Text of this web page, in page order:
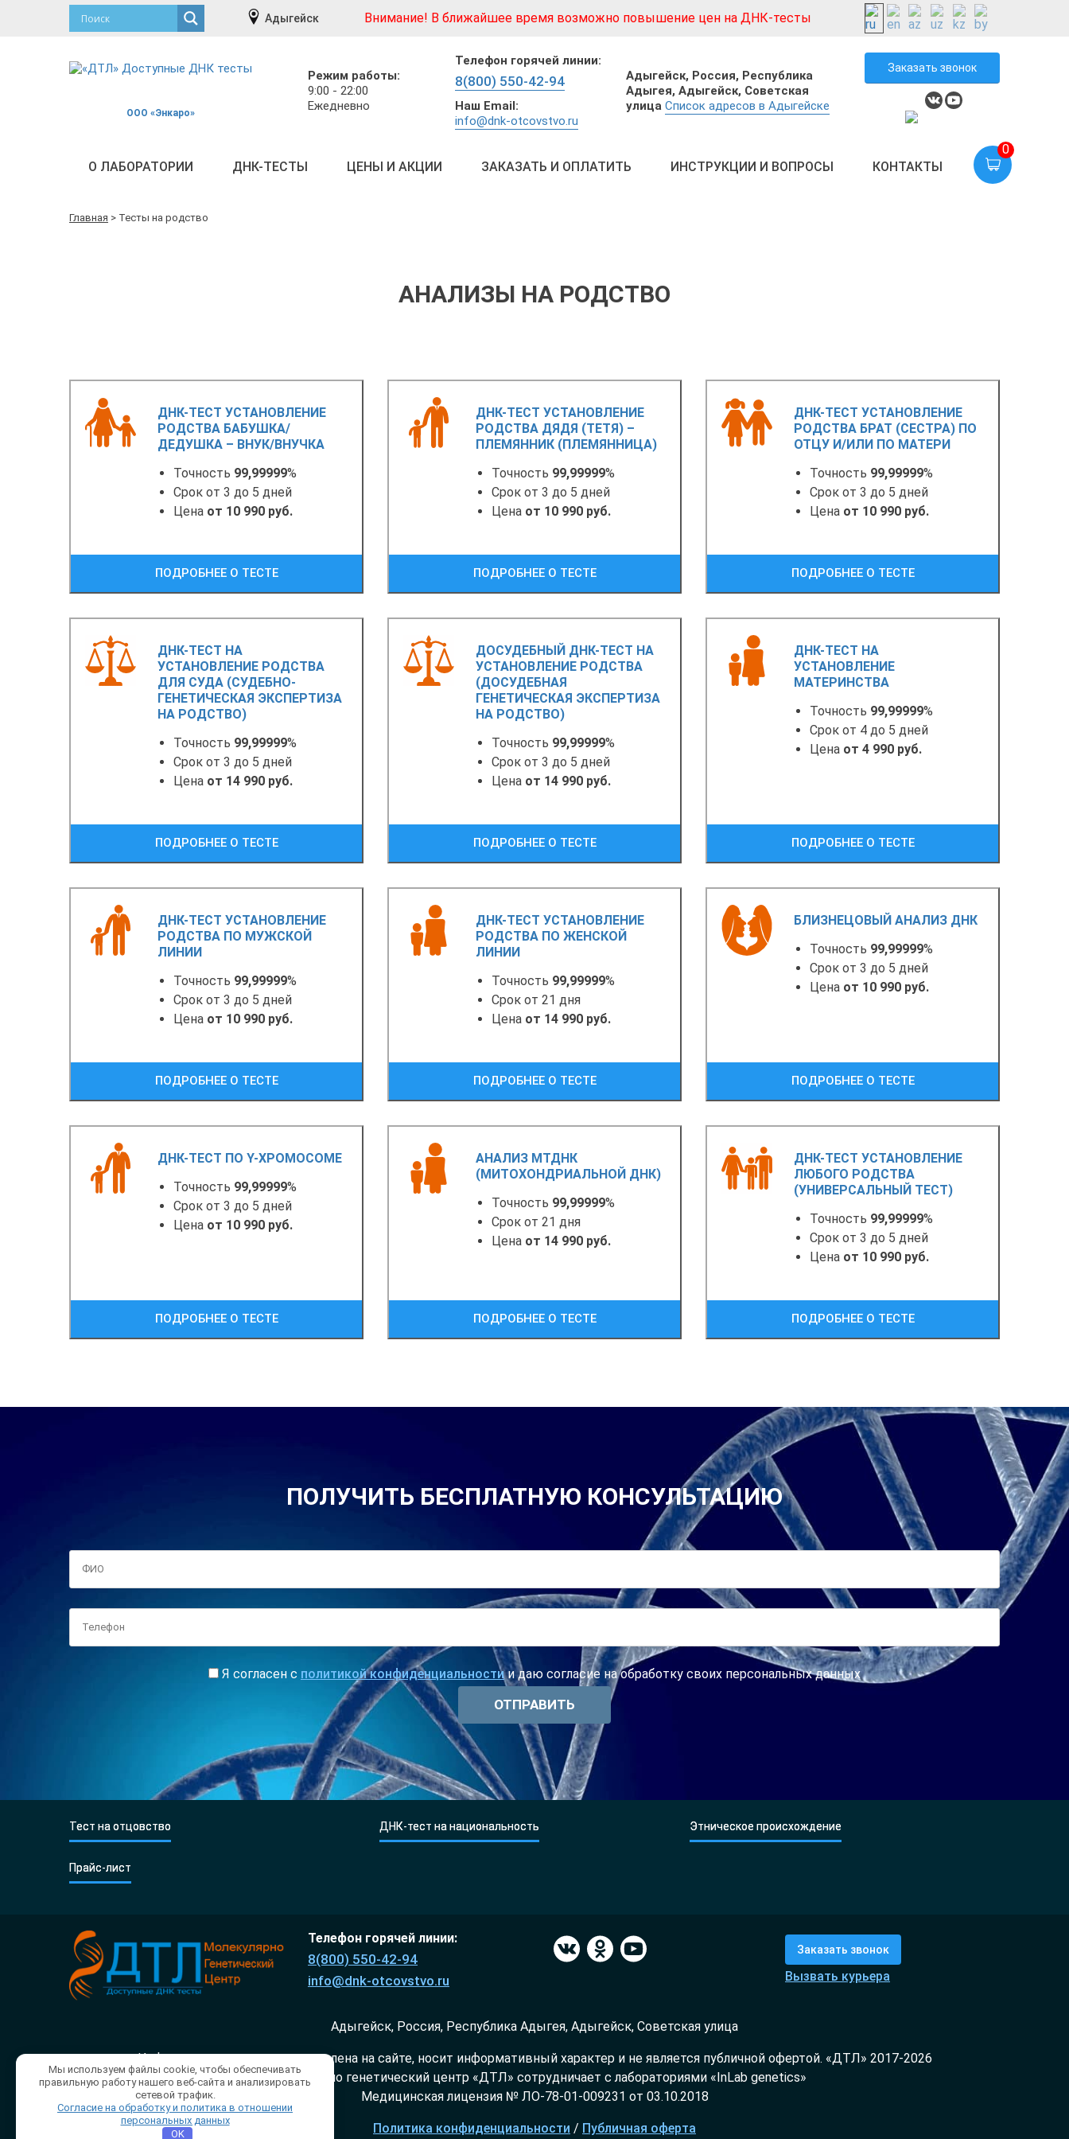
Адыгейск Внимание! В ближайшее время возможно повышение цен на ДНК-тесты
ООО «Энкаро»
Режим работы:
9:00 - 22:00
Ежедневно
Телефон горячей линии:
8(800) 550-42-94
Наш Email:
info@dnk-otcovstvo.ru
Адыгейск, Россия, Республика
Адыгея, Адыгейск, Советская
улица Список адресов в Адыгейске
Заказать звонок
О ЛАБОРАТОРИИ ДНК-ТЕСТЫ ЦЕНЫ И АКЦИИ ЗАКАЗАТЬ И ОПЛАТИТЬ ИНСТРУКЦИИ И ВОПРОСЫ КОНТАКТЫ
0
Главная > Тесты на родство
АНАЛИЗЫ НА РОДСТВО
ДНК-ТЕСТ УСТАНОВЛЕНИЕ
РОДСТВА БАБУШКА/
ДЕДУШКА – ВНУК/ВНУЧКА
Точность 99,99999%
Срок от 3 до 5 дней
Цена от 10 990 руб.
ПОДРОБНЕЕ О ТЕСТЕ
ДНК-ТЕСТ УСТАНОВЛЕНИЕ
РОДСТВА ДЯДЯ (ТЕТЯ) –
ПЛЕМЯННИК (ПЛЕМЯННИЦА)
Точность 99,99999%
Срок от 3 до 5 дней
Цена от 10 990 руб.
ПОДРОБНЕЕ О ТЕСТЕ
ДНК-ТЕСТ УСТАНОВЛЕНИЕ
РОДСТВА БРАТ (СЕСТРА) ПО
ОТЦУ И/ИЛИ ПО МАТЕРИ
Точность 99,99999%
Срок от 3 до 5 дней
Цена от 10 990 руб.
ПОДРОБНЕЕ О ТЕСТЕ
ДНК-ТЕСТ НА
УСТАНОВЛЕНИЕ РОДСТВА
ДЛЯ СУДА (СУДЕБНО-
ГЕНЕТИЧЕСКАЯ ЭКСПЕРТИЗА
НА РОДСТВО)
Точность 99,99999%
Срок от 3 до 5 дней
Цена от 14 990 руб.
ПОДРОБНЕЕ О ТЕСТЕ
ДОСУДЕБНЫЙ ДНК-ТЕСТ НА
УСТАНОВЛЕНИЕ РОДСТВА
(ДОСУДЕБНАЯ
ГЕНЕТИЧЕСКАЯ ЭКСПЕРТИЗА
НА РОДСТВО)
Точность 99,99999%
Срок от 3 до 5 дней
Цена от 14 990 руб.
ПОДРОБНЕЕ О ТЕСТЕ
ДНК-ТЕСТ НА
УСТАНОВЛЕНИЕ
МАТЕРИНСТВА
Точность 99,99999%
Срок от 4 до 5 дней
Цена от 4 990 руб.
ПОДРОБНЕЕ О ТЕСТЕ
ДНК-ТЕСТ УСТАНОВЛЕНИЕ
РОДСТВА ПО МУЖСКОЙ
ЛИНИИ
Точность 99,99999%
Срок от 3 до 5 дней
Цена от 10 990 руб.
ПОДРОБНЕЕ О ТЕСТЕ
ДНК-ТЕСТ УСТАНОВЛЕНИЕ
РОДСТВА ПО ЖЕНСКОЙ
ЛИНИИ
Точность 99,99999%
Срок от 21 дня
Цена от 14 990 руб.
ПОДРОБНЕЕ О ТЕСТЕ
БЛИЗНЕЦОВЫЙ АНАЛИЗ ДНК
Точность 99,99999%
Срок от 3 до 5 дней
Цена от 10 990 руб.
ПОДРОБНЕЕ О ТЕСТЕ
ДНК-ТЕСТ ПО Y-ХРОМОСОМЕ
Точность 99,99999%
Срок от 3 до 5 дней
Цена от 10 990 руб.
ПОДРОБНЕЕ О ТЕСТЕ
АНАЛИЗ МТДНК
(МИТОХОНДРИАЛЬНОЙ ДНК)
Точность 99,99999%
Срок от 21 дня
Цена от 14 990 руб.
ПОДРОБНЕЕ О ТЕСТЕ
ДНК-ТЕСТ УСТАНОВЛЕНИЕ
ЛЮБОГО РОДСТВА
(УНИВЕРСАЛЬНЫЙ ТЕСТ)
Точность 99,99999%
Срок от 3 до 5 дней
Цена от 10 990 руб.
ПОДРОБНЕЕ О ТЕСТЕ
ПОЛУЧИТЬ БЕСПЛАТНУЮ КОНСУЛЬТАЦИЮ
Я согласен с политикой конфиденциальностии даю согласие на обработку своих персональных данных
Тест на отцовство ДНК-тест на национальность Этническое происхождение
Прайс-лист
Телефон горячей линии:
8(800) 550-42-94
info@dnk-otcovstvo.ru
Заказать звонок
Вызвать курьера
Адыгейск, Россия, Республика Адыгея, Адыгейск, Советская улица
Информация, которая представлена на сайте, носит информативный характер и не является публичной офертой. «ДТЛ» 2017-2026
Молекулярно генетический центр «ДТЛ» сотрудничает с лабораториями «InLab genetics»
Медицинская лицензия № ЛО-78-01-009231 от 03.10.2018
Политика конфиденциальности / Публичная оферта
Мы используем файлы cookie, чтобы обеспечивать
правильную работу нашего веб-сайта и анализировать
сетевой трафик.
Согласие на обработку и политика в отношении
персональных данных
OK